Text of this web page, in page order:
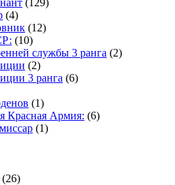
(4)
(12)
(10)
службы 3 ранга (2)
(2)
3 ранга (6)
(1)
Красная Армия: (6)
(1)
(26)